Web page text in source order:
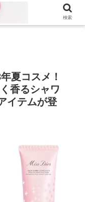
夏コスメ！
香るシャワ
イテムが登
検索